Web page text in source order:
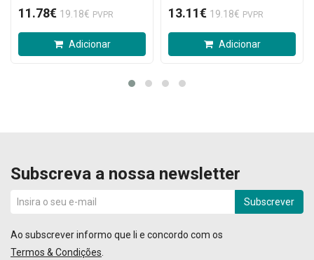
11.78€ 19.18€ PVPR
Adicionar
13.11€ 19.18€ PVPR
Adicionar
Subscreva a nossa newsletter
Subscrever
Ao subscrever informo que li e concordo com os
Termos & Condições